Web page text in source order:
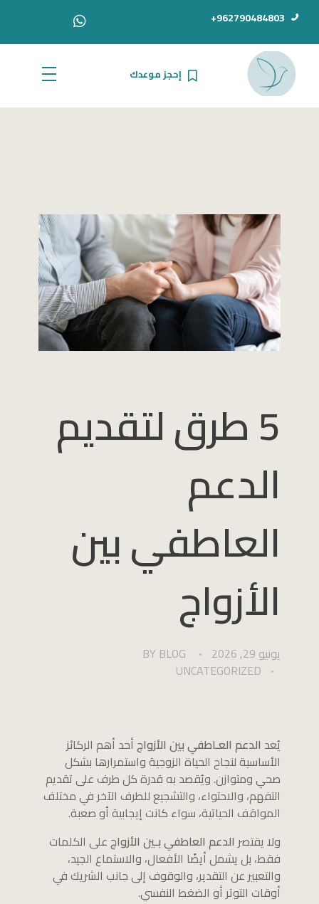
962790484803+
الدكتور أحمد سامي دبور
إحجز موعدك
5 طرق لتقديم
الدعم
العاطفي بين
الأزواج
يونيو 29, 2026 BY BLOG
UNCATEGORIZED
يُعد الدعم العـاطفي بين الأزواجأحد أهم الركائز
الأساسية لنجاح الحياة الزوجية واستمرارها بشكل
صحي ومتوازن. ويُقصد به قدرة كل طرف على تقديم
التفهم، والاحتواء، والتشجيع للطرف الآخر في مختلف
المواقف الحياتية، سواء كانت إيجابية أو صعبة.
ولا يقتصر الدعم العاطفي بـين الأزواجعلى الكلمات
فقط، بل يشمل أيضًا الأفعال، والاستماع الجيد،
والتعبير عن التقدير، والوقوف إلى جانب الشريك في
أوقات التوتر أو الضغط النفسي.